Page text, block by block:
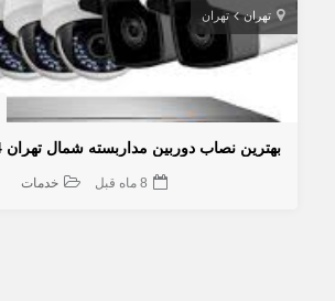
تهران تهران
بهترین نصاب دوربین مداربسته شمال تهران 09231668424
8 ماه قبل خدمات